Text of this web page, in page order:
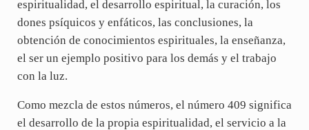
espiritualidad, el desarrollo espiritual, la curación, los
dones psíquicos y enfáticos, las conclusiones, la
obtención de conocimientos espirituales, la enseñanza,
el ser un ejemplo positivo para los demás y el trabajo
con la luz.
Como mezcla de estos números, el número 409 significa
el desarrollo de la propia espiritualidad, el servicio a la